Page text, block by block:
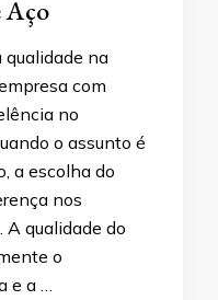
Aço
qualidade na
com
no
o assunto é
a escolha do
nos
A qualidade do
o
a …